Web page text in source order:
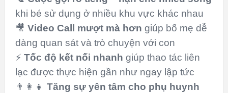
khi bé sử dụng ở nhiều khu vực khác nhau
🎥 Video Call mượt mà hơn giúp bố mẹ dễ
dàng quan sát và trò chuyện với con
⚡ Tốc độ kết nối nhanh giúp thao tác liên
lạc được thực hiện gần như ngay lập tức
👨‍👩‍👧 Tăng sự yên tâm cho phụ huynh